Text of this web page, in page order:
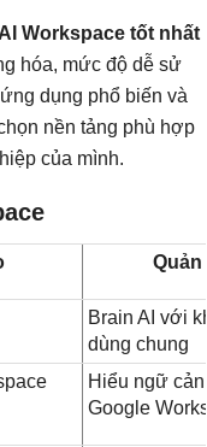
Workspace tốt nhất
hóa, mức độ dễ sử
dụng phổ biến và
nền tảng phù hợp
của mình.
Brain AI với
dùng chung
Hiểu ngữ
Google